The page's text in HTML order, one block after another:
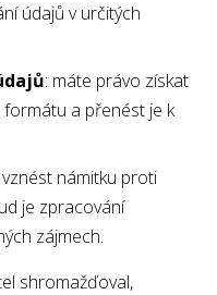
údajů v určitých
: máte právo získat
a přenést je k
námitku proti
je zpracování
zájmech.
shromažďoval,